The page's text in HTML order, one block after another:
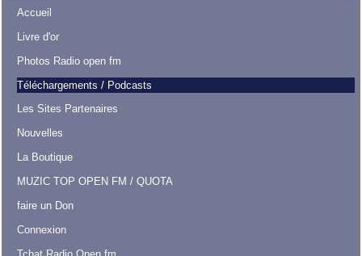
Accueil
Livre d'or
Photos Radio open fm
Téléchargements / Podcasts
Les Sites Partenaires
Nouvelles
La Boutique
MUZIC TOP OPEN FM / QUOTA
faire un Don
Connexion